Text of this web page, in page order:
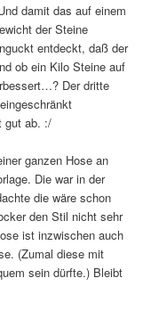
damit das auf einem
der Steine
entdeckt, daß der
ob ein Kilo Steine auf
Der dritte
gut ab. :/
ganzen Hose an
Die war in der
die wäre schon
den Stil nicht sehr
ist inzwischen auch
(Zumal diese mit
sein dürfte.) Bleibt